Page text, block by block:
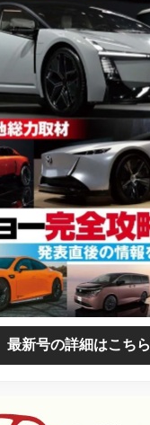
最新号の詳細はこちら